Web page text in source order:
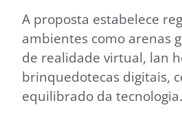
A proposta estabelece
ambientes como arenas
de realidade virtual, lan
brinquedotecas digitais,
equilibrado da tecnologia.